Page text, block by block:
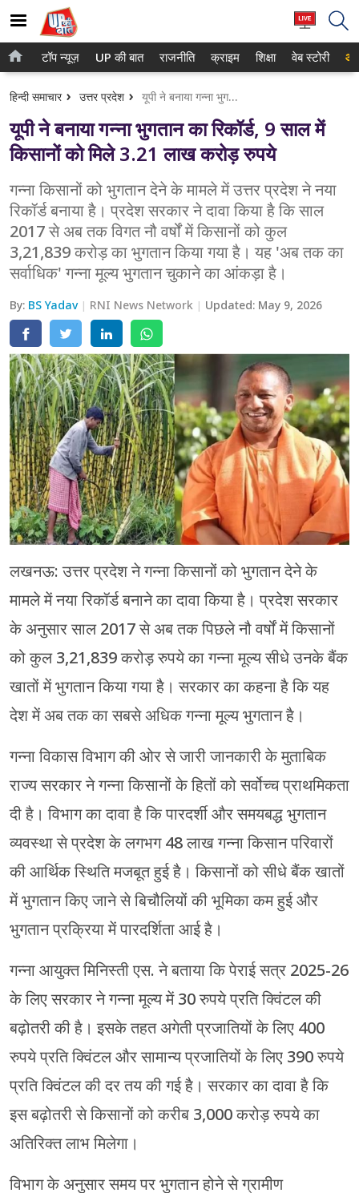
होम
टॉप न्यूज़
UP की बात
क्राइम
शिक्षा
वेब स्टोरी
टॉप न्यूज़ UP की बात राजनीति क्राइम शिक्षा वेब स्टोरी
हिन्दी समाचार उत्तर प्रदेश यूपी ने बनाया गन्ना भुगतान का रिकॉर्ड, 9 साल में किसानों को मिले 3.21 लाख करोड़ रुपये
यूपी ने बनाया गन्ना भुगतान का रिकॉर्ड, 9 साल में
किसानों को मिले 3.21 लाख करोड़ रुपये
गन्ना किसानों को भुगतान देने के मामले में उत्तर प्रदेश ने नया
रिकॉर्ड बनाया है। प्रदेश सरकार ने दावा किया है कि साल
2017 से अब तक विगत नौ वर्षों में किसानों को कुल
3,21,839 करोड़ का भुगतान किया गया है। यह 'अब तक का
सर्वाधिक' गन्ना मूल्य भुगतान चुकाने का आंकड़ा है।
By: BS Yadav RNI News Network Updated: May 9, 2026
लखनऊ: उत्तर प्रदेश ने गन्ना किसानों को भुगतान देने के
मामले में नया रिकॉर्ड बनाने का दावा किया है। प्रदेश सरकार
के अनुसार साल 2017 से अब तक पिछले नौ वर्षों में किसानों
को कुल 3,21,839 करोड़ रुपये का गन्ना मूल्य सीधे उनके बैंक
खातों में भुगतान किया गया है। सरकार का कहना है कि यह
देश में अब तक का सबसे अधिक गन्ना मूल्य भुगतान है।
गन्ना विकास विभाग की ओर से जारी जानकारी के मुताबिक
राज्य सरकार ने गन्ना किसानों के हितों को सर्वोच्च प्राथमिकता
दी है। विभाग का दावा है कि पारदर्शी और समयबद्ध भुगतान
व्यवस्था से प्रदेश के लगभग 48 लाख गन्ना किसान परिवारों
की आर्थिक स्थिति मजबूत हुई है। किसानों को सीधे बैंक खातों
में भुगतान किए जाने से बिचौलियों की भूमिका कम हुई और
भुगतान प्रक्रिया में पारदर्शिता आई है।
गन्ना आयुक्त मिनिस्ती एस. ने बताया कि पेराई सत्र 2025-26
के लिए सरकार ने गन्ना मूल्य में 30 रुपये प्रति क्विंटल की
बढ़ोतरी की है। इसके तहत अगेती प्रजातियों के लिए 400
रुपये प्रति क्विंटल और सामान्य प्रजातियों के लिए 390 रुपये
प्रति क्विंटल की दर तय की गई है। सरकार का दावा है कि
इस बढ़ोतरी से किसानों को करीब 3,000 करोड़ रुपये का
अतिरिक्त लाभ मिलेगा।
विभाग के अनुसार समय पर भुगतान होने से ग्रामीण
गाजियाबाद
लखनऊ
वाराणसी
आगरा
अयोध्या
अलीगढ़
मथुरा
मेरठ
मुरादाबाद
गोरखपुर
प्रयागराज
रामपुर